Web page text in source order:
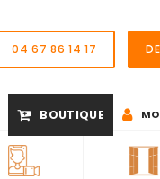
04 67 86 14 17
BOUTIQUE